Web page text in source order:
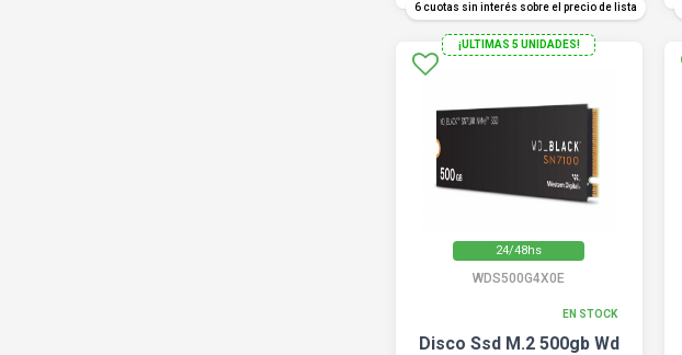
6 cuotas sin interés sobre el precio de lista
24/48hs
¡ULTIMAS 5 UNIDADES!
WDS500G4X0E
EN STOCK
Disco Ssd M.2 500gb Wd